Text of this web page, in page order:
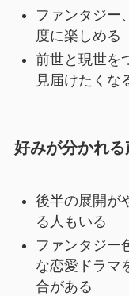
ファンタジー
度に楽しめる
前世と現世を
見届けたくな
好みが分かれる
後半の展開が
る人もいる
ファンタジー
な恋愛ドラマ
合がある